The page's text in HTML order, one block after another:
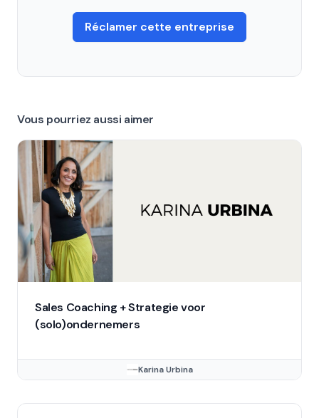
Réclamer cette entreprise
Vous pourriez aussi aimer
Sales Coaching + Strategie voor
(solo)ondernemers
Karina Urbina